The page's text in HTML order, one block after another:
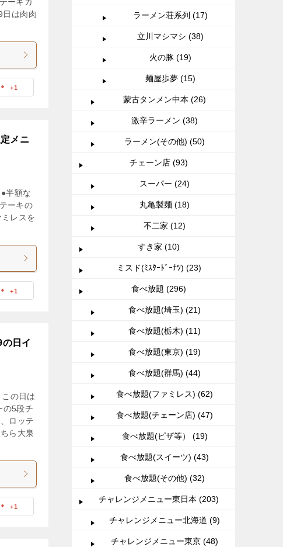
日は肉肉
+1
メニ
半額な
ーキの
レスを
+1
日イ
の日は
の5段チ
ロッテ
ら大泉
+1
ラーメン荘系列 (17)
立川マシマシ (38)
火の豚 (19)
麺屋歩夢 (15)
蒙古タンメン中本 (26)
激辛ラーメン (38)
ラーメン(その他) (50)
チェーン店 (93)
スーパー (24)
丸亀製麺 (18)
不二家 (12)
すき家 (10)
ミスド(ﾐｽﾀｰﾄﾞｰﾅﾂ) (23)
食べ放題 (296)
食べ放題(埼玉) (21)
食べ放題(栃木) (11)
食べ放題(東京) (19)
食べ放題(群馬) (44)
食べ放題(ファミレス) (62)
食べ放題(チェーン店) (47)
食べ放題(ピザ等） (19)
食べ放題(スイーツ) (43)
食べ放題(その他) (32)
チャレンジメニュー東日本 (203)
チャレンジメニュー北海道 (9)
チャレンジメニュー東京 (48)